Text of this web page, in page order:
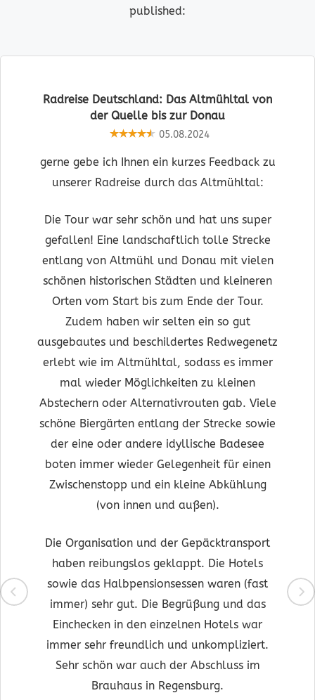
published:
Radreise Deutschland: Das Altmühltal von
der Quelle bis zur Donau
05.08.2024
gerne gebe ich Ihnen ein kurzes Feedback zu
unserer Radreise durch das Altmühltal:
Die Tour war sehr schön und hat uns super
gefallen! Eine landschaftlich tolle Strecke
entlang von Altmühl und Donau mit vielen
schönen historischen Städten und kleineren
Orten vom Start bis zum Ende der Tour.
Zudem haben wir selten ein so gut
ausgebautes und beschildertes Redwegenetz
erlebt wie im Altmühltal, sodass es immer
mal wieder Möglichkeiten zu kleinen
Abstechern oder Alternativrouten gab. Viele
schöne Biergärten entlang der Strecke sowie
der eine oder andere idyllische Badesee
boten immer wieder Gelegenheit für einen
Zwischenstopp und ein kleine Abkühlung
(von innen und außen).
Die Organisation und der Gepäcktransport
haben reibungslos geklappt. Die Hotels
sowie das Halbpensionsessen waren (fast
immer) sehr gut. Die Begrüßung und das
Einchecken in den einzelnen Hotels war
immer sehr freundlich und unkompliziert.
Sehr schön war auch der Abschluss im
Brauhaus in Regensburg.